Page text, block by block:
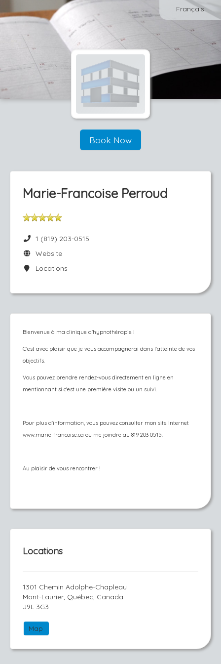
Français
Book Now
Marie-Francoise Perroud
1 (819) 203-0515
Website
Locations
Bienvenue à ma clinique d'hypnothérapie !
C'est avec plaisir que je vous accompagnerai dans l'atteinte de vos
objectifs.
Vous pouvez prendre rendez-vous directement en ligne en
mentionnant si c'est une première visite ou un suivi.
Pour plus d'information, vous pouvez consulter mon site internet
www.marie-francoise.ca ou me joindre au 819 203 0515.
Au plaisir de vous rencontrer !
Locations
1301 Chemin Adolphe-Chapleau
Mont-Laurier, Québec, Canada
J9L 3G3
Map